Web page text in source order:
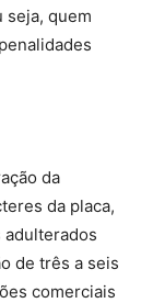
seja, quem
da
da placa,
de três a seis
comerciais